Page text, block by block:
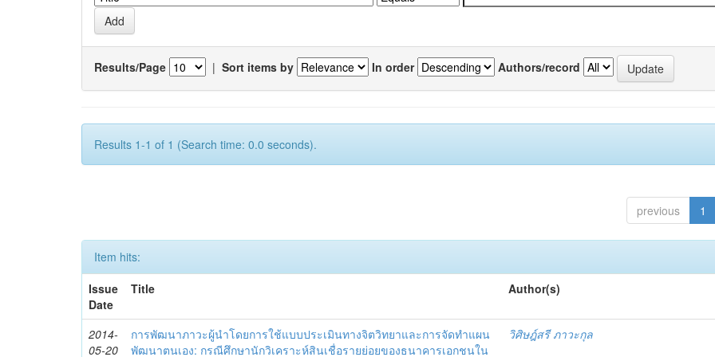
Results/Page | Sort items by In order Authors/record
Results 1-1 of 1 (Search time: 0.0 seconds).
previous 1
Item hits:
Issue
Date
Title Author(s)
2014-
05-20
การพัฒนาภาวะผู้นำโดยการใช้แบบประเมินทางจิตวิทยาและการจัดทำแผน
พัฒนาตนเอง: กรณีศึกษานักวิเคราะห์สินเชื่อรายย่อยของธนาคารเอกชนใน
วิศิษฎ์สรี ภาวะกุล